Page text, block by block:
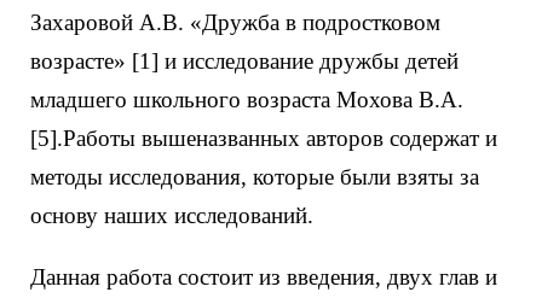
Захаровой А.В. «Дружба в подростковом
возрасте» [1] и исследование дружбы детей
младшего школьного возраста Мохова В.А.
[5].Работы вышеназванных авторов содержат и
методы исследования, которые были взяты за
основу наших исследований.
Данная работа состоит из введения, двух глав и